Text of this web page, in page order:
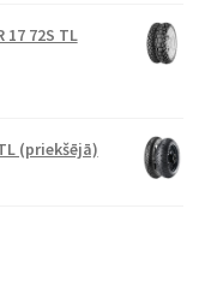
17 72S TL
(priekšējā)